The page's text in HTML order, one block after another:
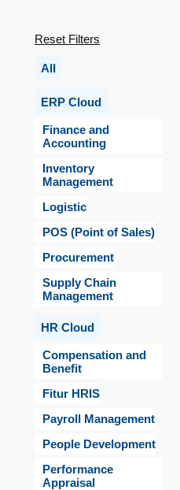
All
ERP Cloud
Finance and
Accounting
Inventory
Management
Logistic
POS (Point of Sales)
Procurement
Supply Chain
Management
HR Cloud
Compensation and
Benefit
Fitur HRIS
Payroll Management
People Development
Performance
Appraisal
Reset Filters